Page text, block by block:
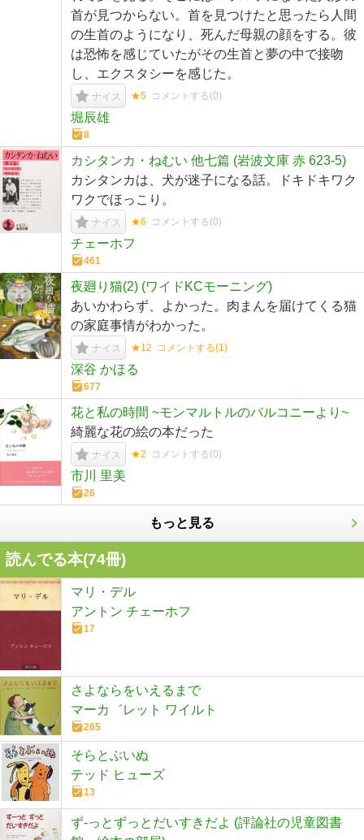
首が見つからない。首を見つけたと思ったら人間
の生首のようになり、死んだ母親の顔をする。彼
は恐怖を感じていたがその生首と夢の中で接吻
し、エクスタシーを感じた。
ナイス ★5 コメントする(0)
堀辰雄
8
カシタンカ・ねむい 他七篇 (岩波文庫 赤 623-5)
カシタンカは、犬が迷子になる話。ドキドキワク
ワクでほっこり。
ナイス ★6 コメントする(0)
チェーホフ
461
夜廻り猫(2) (ワイドKCモーニング)
あいかわらず、よかった。肉まんを届けてくる猫
の家庭事情がわかった。
ナイス ★12 コメントする(1)
深谷 かほる
677
花と私の時間 ~モンマルトルのバルコニーより~
綺麗な花の絵の本だった
ナイス ★2 コメントする(0)
市川 里美
26
もっと見る
読んでる本(74冊)
マリ・デル
アントン チェーホフ
17
さよならをいえるまで
マーカ゛レット ワイルト
265
そらとぶいぬ
テッド ヒューズ
13
ず-っとずっとだいすきだよ (評論社の児童図書